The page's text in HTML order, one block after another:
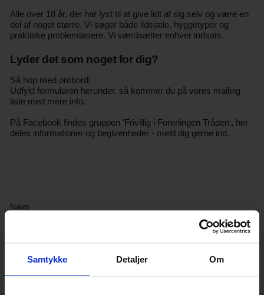
Samtykke Detaljer Om
Alle over 18 år, der har lyst til at give lidt af sig selv og være en
del af noget større. Vi søger både ildsjæle, hyggetyper og
praktiske problemløsere. Vi værdsætter enhver indsats.
Lyder det som noget for dig?
Så hop med ombord!
Udfyld formularen herunder, så kommer du på vores mailing
liste med mere info.
På Facebook findes gruppen 'Frivillig i Foreningen Tråden', her
deles informationer og begivenheder - meld dig gerne ind.